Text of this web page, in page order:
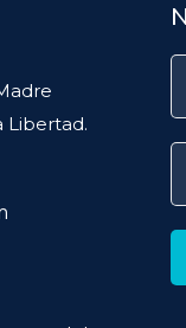
Libertad.